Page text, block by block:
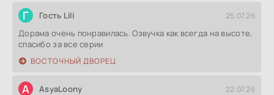
Г Гость Lili 25.07.26
Дорама очень понравилась. Озвучка как всегда на высоте,
спасибо за все серии
ВОСТОЧНЫЙ ДВОРЕЦ
A AsyaLoony 22.07.26